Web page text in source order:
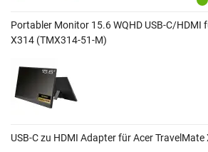
Portabler Monitor 15.6 WQHD USB-C/HDMI
X314 (TMX314-51-M)
USB-C zu HDMI Adapter für Acer